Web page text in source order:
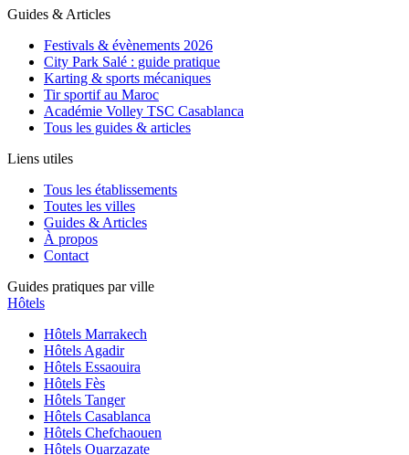
Guides & Articles
Festivals & évènements 2026
City Park Salé : guide pratique
Karting & sports mécaniques
Tir sportif au Maroc
Académie Volley TSC Casablanca
Tous les guides & articles
Liens utiles
Tous les établissements
Toutes les villes
Guides & Articles
À propos
Contact
Guides pratiques par ville
Hôtels
Hôtels Marrakech
Hôtels Agadir
Hôtels Essaouira
Hôtels Fès
Hôtels Tanger
Hôtels Casablanca
Hôtels Chefchaouen
Hôtels Ouarzazate